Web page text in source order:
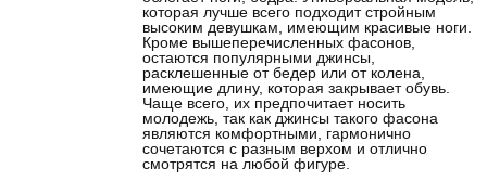
которая лучше всего подходит стройным
высоким девушкам, имеющим красивые ноги.
Кроме вышеперечисленных фасонов,
остаются популярными джинсы,
расклешенные от бедер или от колена,
имеющие длину, которая закрывает обувь.
Чаще всего, их предпочитает носить
молодежь, так как джинсы такого фасона
являются комфортными, гармонично
сочетаются с разным верхом и отлично
смотрятся на любой фигуре.